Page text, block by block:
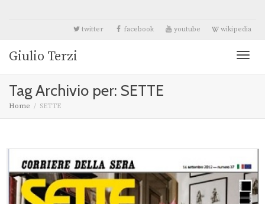
twitter facebook youtube wikipedia
Giulio Terzi
Tag Archivio per: SETTE
Home SETTE